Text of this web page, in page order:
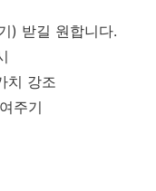
) 받길 원합니다.
치 강조
주기